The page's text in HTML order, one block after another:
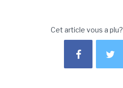
Cet article vous a plu?